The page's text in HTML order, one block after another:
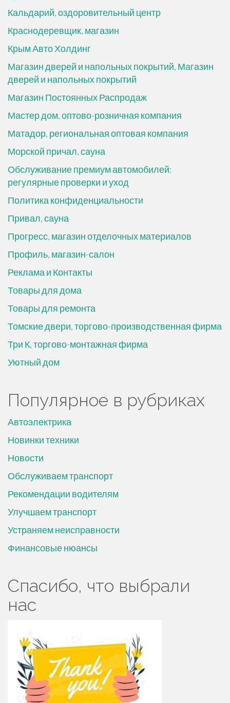
Кальдарий, оздоровительный центр
Краснодеревщик, магазин
Крым Авто Холдинг
Магазин дверей и напольных покрытий, Магазин
дверей и напольных покрытий
Магазин Постоянных Распродаж
Мастер дом, оптово-розничная компания
Матадор, региональная оптовая компания
Морской причал, сауна
Обслуживание премиум автомобилей:
регулярные проверки и уход
Политика конфиденциальности
Привал, сауна
Прогресс, магазин отделочных материалов
Профиль, магазин-салон
Реклама и Контакты
Товары для дома
Товары для ремонта
Томские двери, торгово-производственная фирма
Три К, торгово-монтажная фирма
Уютный дом
Популярное в рубриках
Автоэлектрика
Новинки техники
Новости
Обслуживаем транспорт
Рекомендации водителям
Улучшаем транспорт
Устраняем неисправности
Финансовые нюансы
Спасибо, что выбрали
нас